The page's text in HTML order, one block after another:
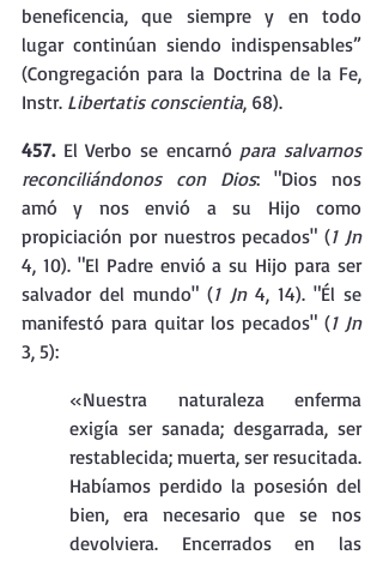
beneficencia, que siempre y en todo
lugar continúan siendo indispensables”
(Congregación para la Doctrina de la Fe,
Instr. Libertatis conscientia, 68).
457. El Verbo se encarnó para salvarnos
reconciliándonos con Dios: "Dios nos
amó y nos envió a su Hijo como
propiciación por nuestros pecados" (
1 Jn
4, 10). "El Padre envió a su Hijo para ser
salvador del mundo" (1 Jn 4, 14). "Él se
manifestó para quitar los pecados" (
1 Jn
3, 5):
«Nuestra naturaleza enferma
exigía ser sanada; desgarrada, ser
restablecida; muerta, ser resucitada.
Habíamos perdido la posesión del
bien, era necesario que se nos
devolviera. Encerrados en las